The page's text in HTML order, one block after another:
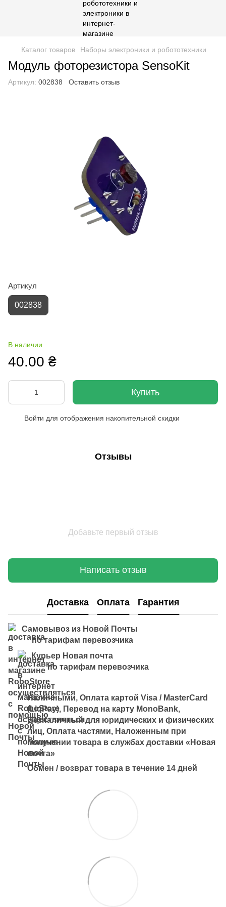
Каталог товаров Наборы электроники и робототехники
Модуль фоторезистора SensoKit
Артикул: 002838 Оставить отзыв
Артикул
002838
В наличии
40.00 ₴
Купить
Войти для отображения накопительной скидки
Отзывы
Добавьте первый отзыв
Написать отзыв
Доставка Оплата Гарантия
Самовывоз из Новой Почты
по тарифам перевозчика
Курьер Новая почта
по тарифам перевозчика
Наличными, Оплата картой Visa / MasterCard
(LiqPay), Перевод на карту MonoBank,
Безналичный для юридических и физических
лиц, Оплата частями, Наложенным при
получении товара в службах доставки «Новая
почта»
Обмен / возврат товара в течение 14 дней